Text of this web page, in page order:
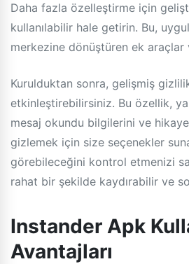
Daha fazla özelleştirme için
kullanılabilir hale getirin. Bu,
merkezine dönüştüren ek
Kurulduktan sonra, gelişmiş
etkinleştirebilirsiniz. Bu özellik,
mesaj okundu bilgilerini ve
gizlemek için size seçenekler
görebileceğini kontrol etmenizi
rahat bir şekilde kaydırabilir ve
Instander Apk
Avantajları